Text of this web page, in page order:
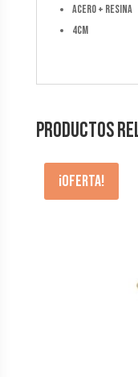
Acero + resina
4cm
Productos
¡Oferta!